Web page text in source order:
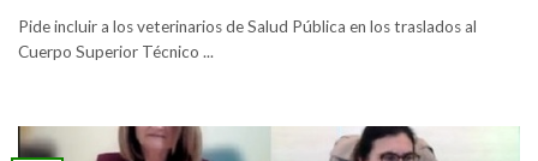
Pide incluir a los veterinarios de Salud Pública en los traslados al
Cuerpo Superior Técnico ...